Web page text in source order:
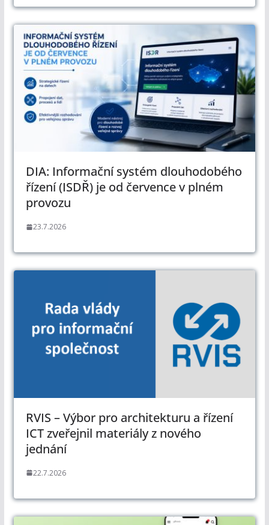
DIA: Informační systém dlouhodobého
řízení (ISDŘ) je od července v plném
provozu
23.7.2026
RVIS – Výbor pro architekturu a řízení
ICT zveřejnil materiály z nového
jednání
22.7.2026